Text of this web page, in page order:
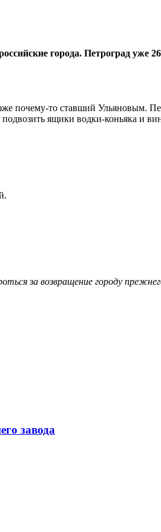
города. Петроград уже
почему-то ставший Ульяновым.
ящики водки-коньяка и
за возвращение городу
завода